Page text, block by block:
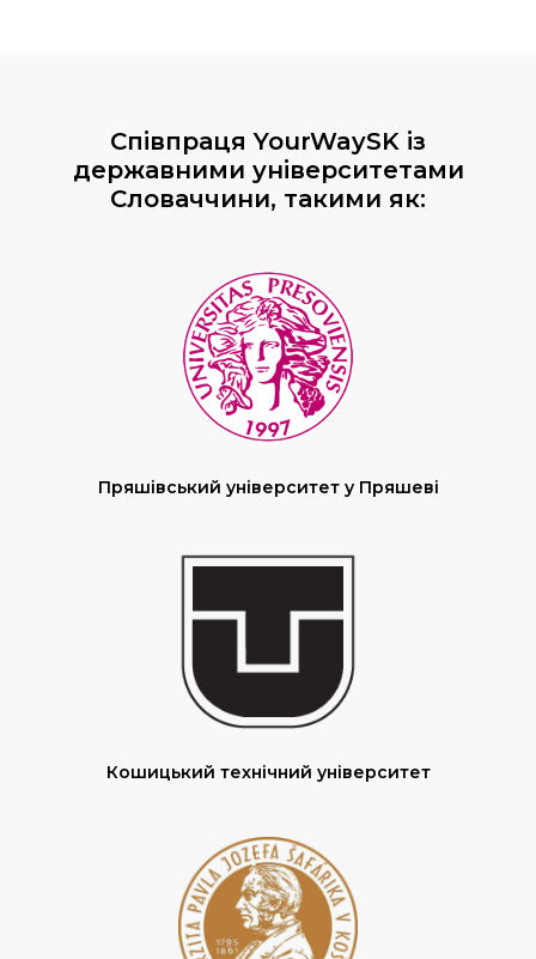
Співпраця YourWaySK із
державними університетами
Словаччини, такими як:
Пряшівський університет у Пряшеві
Кошицький технічний університет